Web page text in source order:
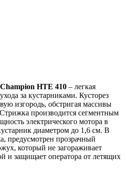
HTE 410 – легкая
за кустарниками. Кусторез
изгородь, обстригая массивы
производится сегментным
электрического мотора в
диаметром до 1,6 см. В
предусмотрен прозрачный
который не загораживает
и защищает оператора от летящих